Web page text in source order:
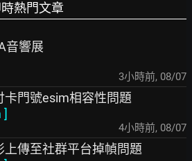
熱門文章
音響展
3小時前, 08/07
卡門號esim相容性問題
]
4小時前, 08/07
上傳至社群平台掉幀問題